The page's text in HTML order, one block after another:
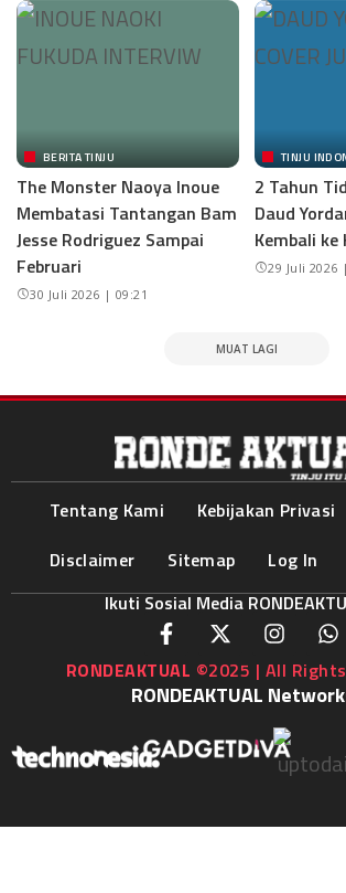
BERITA TINJU
The Monster Naoya Inoue
Membatasi Tantangan Bam
Jesse Rodriguez Sampai
Februari
30 Juli 2026 | 09:21
TINJU
2 Tahun
Daud
Kembali ke
29 Juli 2026
MUAT LAGI
Tentang Kami
Kebijakan Privasi
Disclaimer
Sitemap
Log In
Ikuti Sosial Media
RONDEAKTUAL ©2025 | All
RONDEAKTUAL